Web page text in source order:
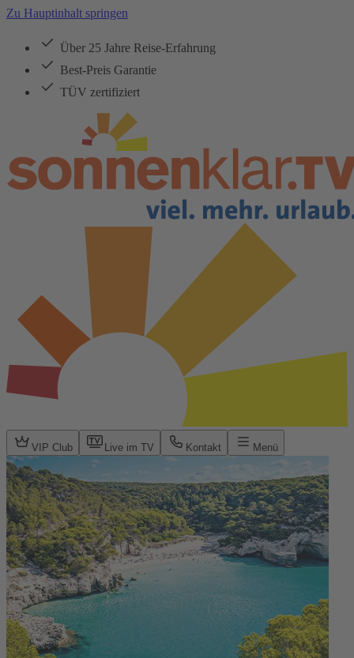
Zu Hauptinhalt springen
Über 25 Jahre Reise-Erfahrung
Best-Preis Garantie
TÜV zertifiziert
VIP Club Live im TV Kontakt Menü